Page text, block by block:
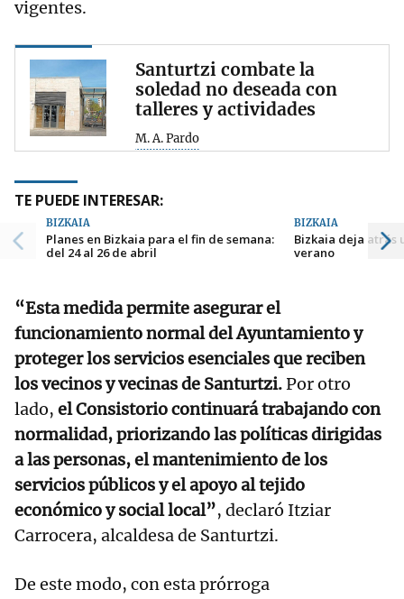
vigentes.
Santurtzi combate la
soledad no deseada con
talleres y actividades
M. A. Pardo
TE PUEDE INTERESAR:
BIZKAIA
Planes en Bizkaia para el fin de semana:
del 24 al 26 de abril
BIZKAIA
Bizkaia deja atrás
verano
“Esta medida permite asegurar el
funcionamiento normal del Ayuntamiento y
proteger los servicios esenciales que reciben
los vecinos y vecinas de Santurtzi.Por otro
lado, el Consistorio continuará trabajando con
normalidad, priorizando las políticas dirigidas
a las personas, el mantenimiento de los
servicios públicos y el apoyo al tejido
económico y social local”, declaró Itziar
Carrocera, alcaldesa de Santurtzi.
De este modo, con esta prórroga